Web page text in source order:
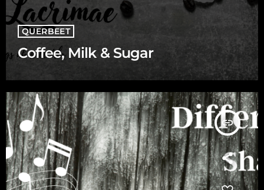
QUERBEET
Coffee, Milk & Sugar
insert_link